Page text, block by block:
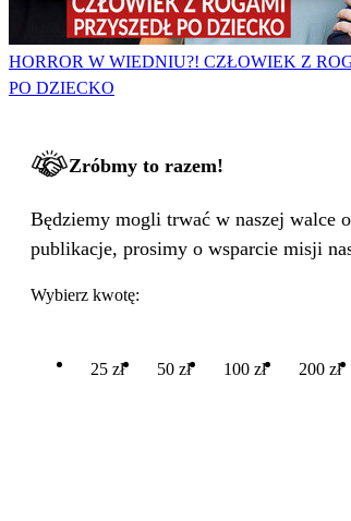
HORROR W WIEDNIU?! CZŁOWIEK Z
PO DZIECKO
Zróbmy to razem!
Będziemy mogli trwać w naszej walce
publikacje, prosimy o wsparcie misji
Wybierz kwotę:
25 zł 50 zł 100 zł 200 zł